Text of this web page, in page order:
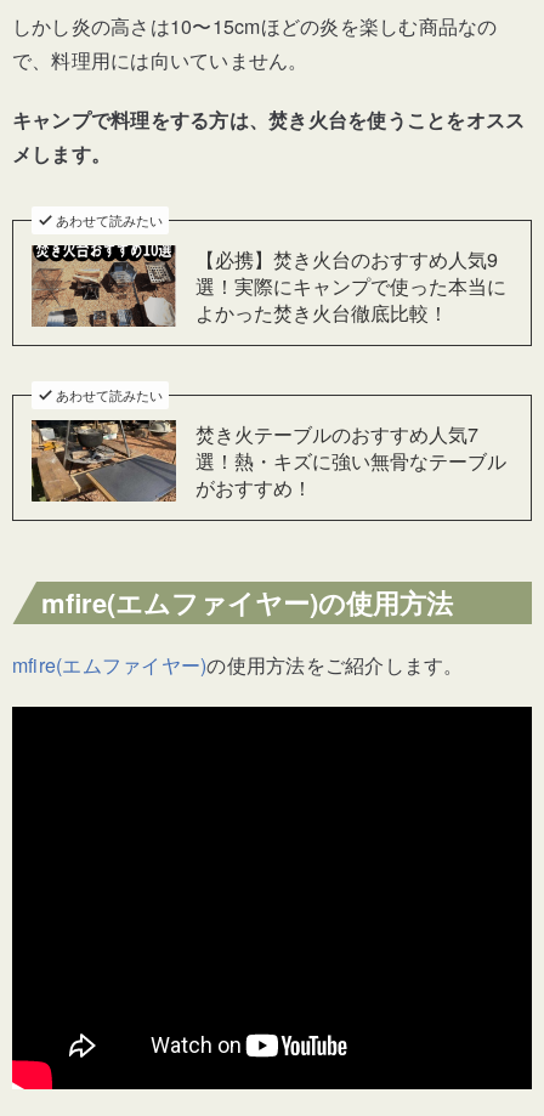
しかし炎の高さは10〜15cmほどの炎を楽しむ商品なの
で、料理用には向いていません。
キャンプで料理をする方は、焚き火台を使うことをオスス
メします。
あわせて読みたい
【必携】焚き火台のおすすめ人気9
選！実際にキャンプで使った本当に
よかった焚き火台徹底比較！
あわせて読みたい
焚き火テーブルのおすすめ人気7
選！熱・キズに強い無骨なテーブル
がおすすめ！
mfire(エムファイヤー)の使用方法
mfire(エムファイヤー)の使用方法をご紹介します。